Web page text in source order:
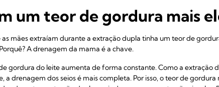
um teor de gordura mais
mães extraíam durante a extração dupla tinha um teor de
A drenagem da mama é a chave.
gordura do leite aumenta de forma constante. Como a extração
a drenagem dos seios é mais completa. Por isso, o teor de